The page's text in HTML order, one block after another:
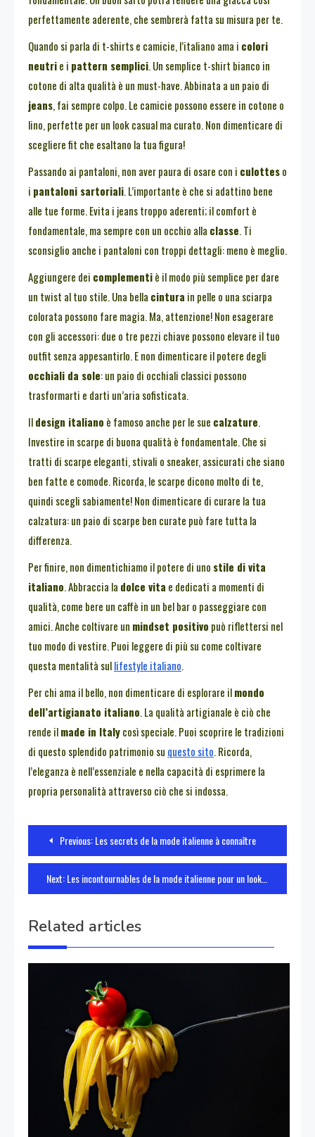
perfettamente aderente, che sembrerà fatta su misura per te.
Quando si parla di t-shirts e camicie, l’italiano ama i colori
neutrie i pattern semplici. Un semplice t-shirt bianco in
cotone di alta qualità è un must-have. Abbinata a un paio di
jeans, fai sempre colpo. Le camicie possono essere in cotone o
lino, perfette per un look casual ma curato. Non dimenticare di
scegliere fit che esaltano la tua figura!
Passando ai pantaloni, non aver paura di osare con i culotteso
i pantaloni sartoriali. L’importante è che si adattino bene
alle tue forme. Evita i jeans troppo aderenti; il comfort è
fondamentale, ma sempre con un occhio alla classe. Ti
sconsiglio anche i pantaloni con troppi dettagli: meno è meglio.
Aggiungere dei complementiè il modo più semplice per dare
un twist al tuo stile. Una bella cintura in pelle o una sciarpa
colorata possono fare magia. Ma, attenzione! Non esagerare
con gli accessori: due o tre pezzi chiave possono elevare il tuo
outfit senza appesantirlo. E non dimenticare il potere degli
occhiali da sole: un paio di occhiali classici possono
trasformarti e darti un’aria sofisticata.
Ildesign italiano è famoso anche per le sue calzature.
Investire in scarpe di buona qualità è fondamentale. Che si
tratti di scarpe eleganti, stivali o sneaker, assicurati che siano
ben fatte e comode. Ricorda, le scarpe dicono molto di te,
quindi scegli sabiamente! Non dimenticare di curare la tua
calzatura: un paio di scarpe ben curate può fare tutta la
differenza.
Per finire, non dimentichiamo il potere di uno stile di vita
italiano. Abbraccia la dolce vita e dedicati a momenti di
qualità, come bere un caffè in un bel bar o passeggiare con
amici. Anche coltivare un mindset positivo può riflettersi nel
tuo modo di vestire. Puoi leggere di più su come coltivare
questa mentalità sullifestyle italiano.
Per chi ama il bello, non dimenticare di esplorare ilmondo
dell’artigianato italiano. La qualità artigianale è ciò che
rende ilmade in Italycosì speciale. Puoi scoprire le tradizioni
di questo splendido patrimonio su questo sito. Ricorda,
l’eleganza è nell’essenziale e nella capacità di esprimere la
propria personalità attraverso ciò che si indossa.
Navigazione
articoli
Previous:Les secrets de la mode italienne à connaître
Next:Les incontournables de la mode italienne pour un look élégant
Related articles